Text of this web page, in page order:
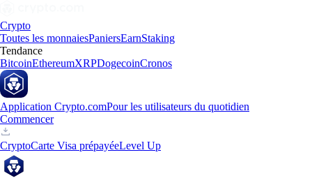
Crypto
Toutes les monnaiesPaniersEarnStaking
Tendance
BitcoinEthereumXRPDogecoinCronos
Application Crypto.comPour les utilisateurs du quotidien
Commencer
CryptoCarte Visa prépayéeLevel Up